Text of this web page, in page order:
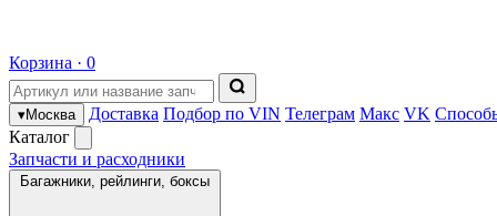
Корзина · 0
▾Москва Доставка Подбор по VIN Телеграм Макс VK
Каталог
Запчасти и расходники
Багажники, рейлинги, боксы